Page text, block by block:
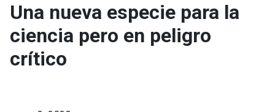
Inicio
Una nueva especie para la
ciencia pero en peligro
crítico